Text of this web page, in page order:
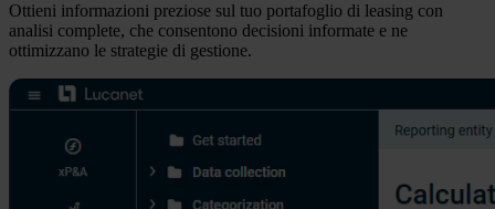
Ottieni informazioni preziose sul tuo portafoglio di leasing con
analisi complete, che consentono decisioni informate e ne
ottimizzano le strategie di gestione.